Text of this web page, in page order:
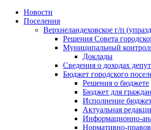
Skip
Новости
Поселения
Верхнеландеховское г/п
Решения Совета
Муниципальный
Доклады
Сведения о доходах
Бюджет городского
Решения о бюджете
Бюджет для граждан
Исполнение
Актуальная
Информационно-
Нормативно-